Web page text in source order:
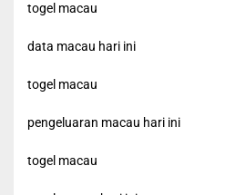
togel macau
data macau hari ini
togel macau
pengeluaran macau hari ini
togel macau